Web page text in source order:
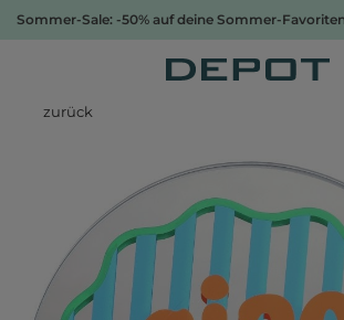
Sommer-Sale: -50% auf deine Sommer-
zurück